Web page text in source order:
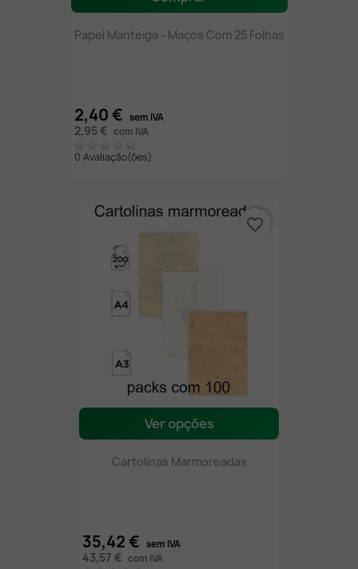
Papel Manteiga - Maços Com 25 Folhas
2,40 € sem IVA
2,95 € com IVA
0 Avaliação(ões)
Ver opções
Cartolinas Marmoreadas
35,42 € sem IVA
43,57 € com IVA
favorite_border